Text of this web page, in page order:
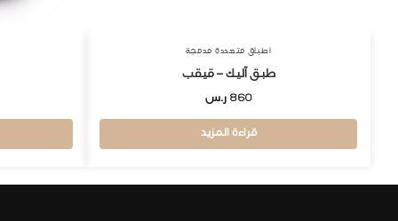
اطباق متعددة مدمجة
طبق آليك – قيقب
860 ر.س
قراءة المزيد